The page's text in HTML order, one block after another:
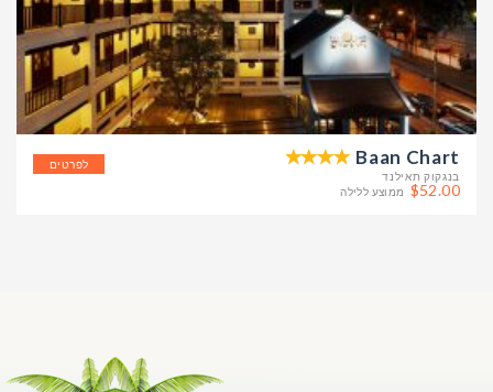
לפרטים Baan Chart
בנגקוק תאילנד
$52.00 ממוצע ללילה